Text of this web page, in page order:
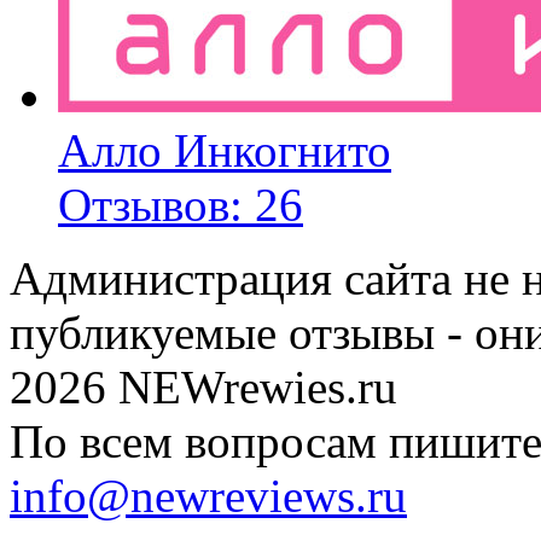
Алло Инкогнито
Отзывов: 26
Администрация сайта не
публикуемые отзывы -
2026 NEWrewies.ru
По всем вопросам
info@newreviews.ru